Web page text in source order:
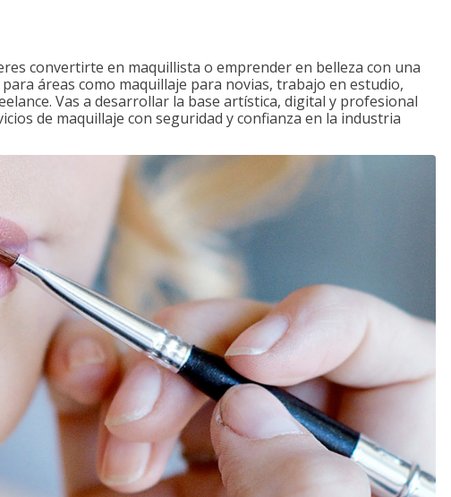
convertirte en maquillista o emprender en belleza con una
áreas como maquillaje para novias, trabajo en estudio,
Vas a desarrollar la base artística, digital y profesional
de maquillaje con seguridad y confianza en la industria